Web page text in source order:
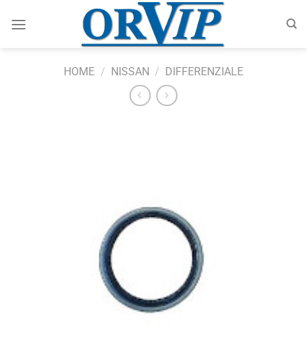
HOME / NISSAN / DIFFERENZIALE